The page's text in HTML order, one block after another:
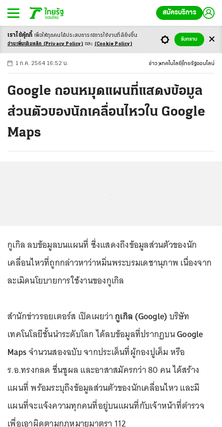
สมัครบริการ
-ก ก ก+
1 ก.ค. 2564 16:52 น. ข่าว เทคโนโลยี ไทยรัฐออนไลน์
Google ถอนหมุดแผนที่แสดงข้อมูล
ส่วนตัวของนักเคลื่อนไหวใน Google
Maps
กูเกิล ลบข้อมูลบนแผนที่ ซึ่งแสดงถึงข้อมูลส่วนตัวของนัก
เคลื่อนไหวที่ถูกกล่าวหาว่าหมิ่นพระบรมเดชานุภาพ เนื่องจาก
ละเมิดนโยบายการใช้งานของกูเกิล
สำนักข่าวรอยเตอร์ส เปิดเผยว่ากูเกิล (Google)บริษัท
เทคโนโลยีชั้นนำระดับโลก ได้ลบข้อมูลที่ปรากฏบนGoogle
Mapsจำนวนสองฉบับ จากประเด็นที่ผู้กองปูเค็ม หรือ
ร.อ.ทรงกลด ชื่นชูผล และอาสาสมัครกว่า 80 คน ได้สร้าง
แผนที่ พร้อมระบุถึงข้อมูลส่วนตัวของนักเคลื่อนไหว และมี
แผนที่จะแจ้งความทุกคนที่อยู่บนแผนที่กับเจ้าหน้าที่ตำรวจ
เพื่อเอาผิดตามกฎหมายมาตรา 112
เราใช้คุ้กกี้ เพื่อให้ทุกคนได้ประสบการณ์การใช้งานที่ดียิ่งขึ้น
อ่านเพิ่มเติมคลิก (Privacy Policy) และ (Cookie Policy)
รับทราบ